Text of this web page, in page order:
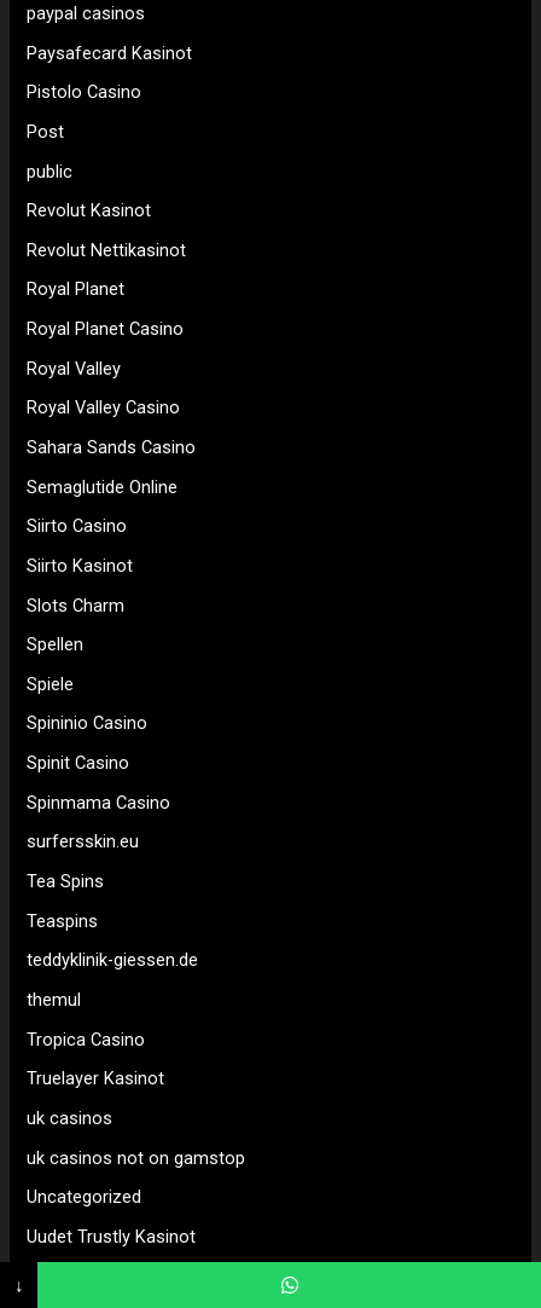
paypal casinos
Paysafecard Kasinot
Pistolo Casino
Post
public
Revolut Kasinot
Revolut Nettikasinot
Royal Planet
Royal Planet Casino
Royal Valley
Royal Valley Casino
Sahara Sands Casino
Semaglutide Online
Siirto Casino
Siirto Kasinot
Slots Charm
Spellen
Spiele
Spininio Casino
Spinit Casino
Spinmama Casino
surfersskin.eu
Tea Spins
Teaspins
teddyklinik-giessen.de
themul
Tropica Casino
Truelayer Kasinot
uk casinos
uk casinos not on gamstop
Uncategorized
Uudet Trustly Kasinot
↓